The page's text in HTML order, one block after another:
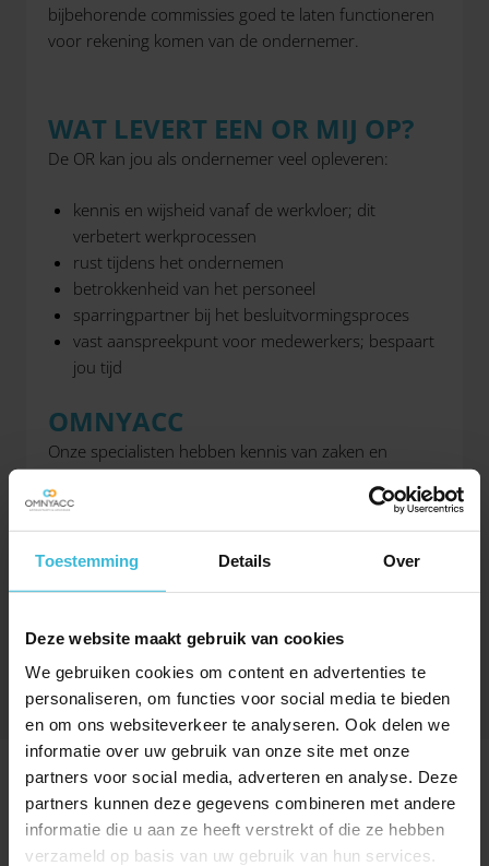
Toestemming Details Over
Deze website maakt gebruik van cookies
We gebruiken cookies om content en advertenties te
personaliseren, om functies voor social media te bieden
en om ons websiteverkeer te analyseren. Ook delen we
informatie over uw gebruik van onze site met onze
partners voor social media, adverteren en analyse. Deze
partners kunnen deze gegevens combineren met andere
informatie die u aan ze heeft verstrekt of die ze hebben
verzameld op basis van uw gebruik van hun services.
bijbehorende commissies goed te laten functioneren
voor rekening komen van de ondernemer.
WAT LEVERT EEN OR MIJ OP?
De OR kan jou als ondernemer veel opleveren:
kennis en wijsheid vanaf de werkvloer; dit
verbetert werkprocessen
rust tijdens het ondernemen
betrokkenheid van het personeel
sparringpartner bij het besluitvormingsproces
vast aanspreekpunt voor medewerkers; bespaart
jou tijd
OMNYACC
Onze specialisten hebben kennis van zaken en
Daarnaast kunnen zij jou adviseren over de rechten
en plichten van de OR. Ben jij al klant bij ons? Dan
kennen we jouw organisatie en is snel schakelen nog
VRAGEN?
SPECIAAL VOOR JOU
UITGELICHT